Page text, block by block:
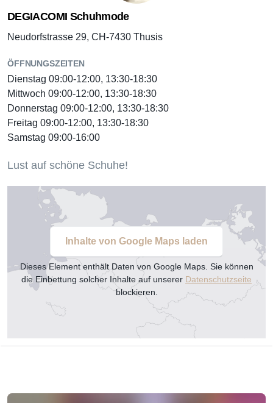
DEGIACOMI Schuhmode
Neudorfstrasse 29, CH-7430 Thusis
ÖFFNUNGSZEITEN
Dienstag 09:00-12:00, 13:30-18:30
Mittwoch 09:00-12:00, 13:30-18:30
Donnerstag 09:00-12:00, 13:30-18:30
Freitag 09:00-12:00, 13:30-18:30
Samstag 09:00-16:00
Lust auf schöne Schuhe!
Inhalte von Google Maps laden
Dieses Element enthält Daten von Google Maps. Sie können
die Einbettung solcher Inhalte auf unserer Datenschutzseite
blockieren.